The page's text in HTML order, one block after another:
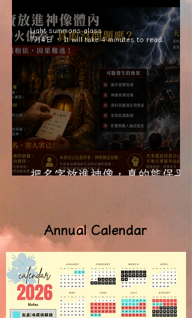
把名字放進神像，真的能保平
Light summons glass
7月4日
It will take 4 minutes to read.
Annual Calendar